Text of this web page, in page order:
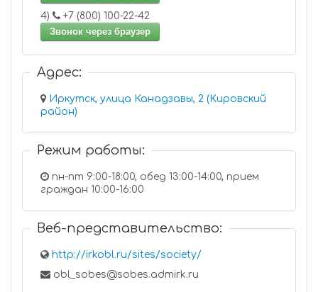
4)
+7 (800) 100-22-42
Звонок через браузер
Адрес:
Иркутск, улица Канадзавы, 2 (Кировский
район)
Режим работы:
пн-пт 9:00-18:00, обед 13:00-14:00, прием
граждан 10:00-16:00
Веб-представительство:
http://irkobl.ru/sites/society/
obl_sobes@sobes.admirk.ru